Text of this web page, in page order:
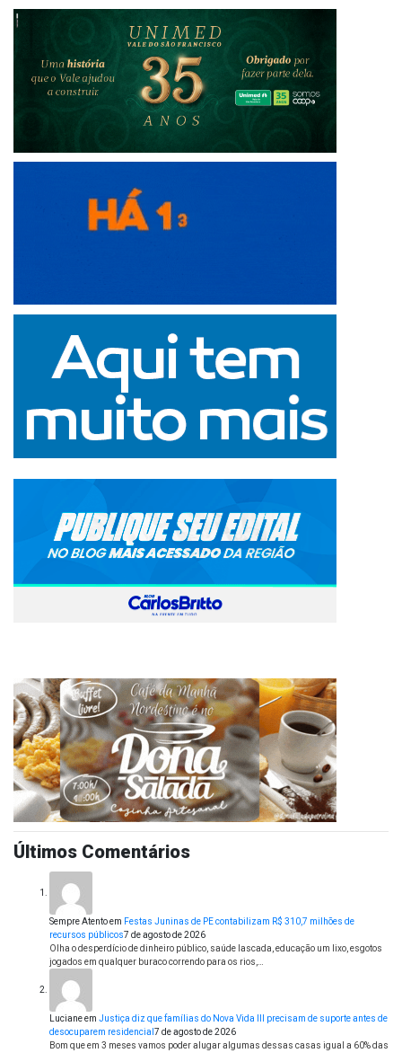
Últimos Comentários
Sempre Atentoem Festas Juninas de PE contabilizam R$ 310,7 milhões de
recursos públicos7 de agosto de 2026
Olha o desperdício de dinheiro público, saúde lascada, educação um lixo, esgotos
jogados em qualquer buraco correndo para os rios,…
Lucianeem Justiça diz que famílias do Nova Vida III precisam de suporte antes de
desocuparem residencial 7 de agosto de 2026
Bom que em 3 meses vamos poder alugar algumas dessas casas igual a 60% das